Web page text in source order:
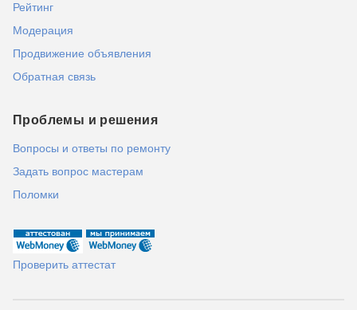
Рейтинг
Модерация
Продвижение объявления
Обратная связь
Проблемы и решения
Вопросы и ответы по ремонту
Задать вопрос мастерам
Поломки
Проверить аттестат